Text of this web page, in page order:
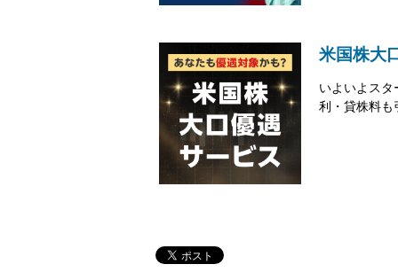
米国株大
いよいよス
利・貸株料も